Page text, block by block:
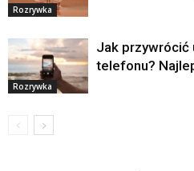
Rozrywka
Rozrywka
Jak przywrócić
telefonu?